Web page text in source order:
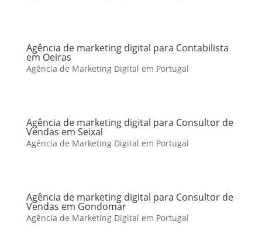
Agência de marketing digital para Contabilista
em Oeiras
Agência de Marketing Digital em Portugal
Agência de marketing digital para Consultor de
Vendas em Seixal
Agência de Marketing Digital em Portugal
Agência de marketing digital para Consultor de
Vendas em Gondomar
Agência de Marketing Digital em Portugal